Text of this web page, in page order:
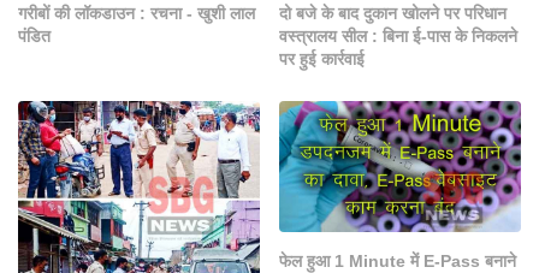
गरीबों की लॉकडाउन : रचना - खुशी लाल
पंडित
दो बजे के बाद दुकान खोलने पर परिधान
वस्त्रालय सील : बिना ई-पास के निकलने
पर हुई कार्रवाई
फेल हुआ 1 Minute में E-Pass बनाने